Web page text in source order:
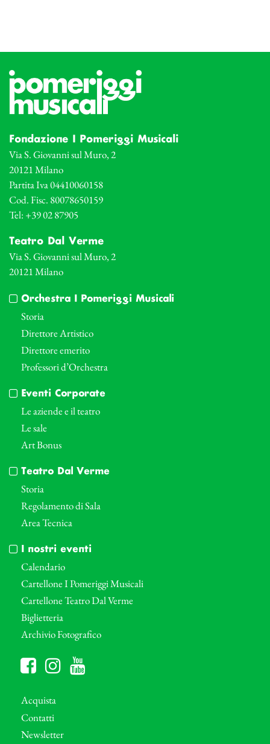
Fondazione I Pomeriggi Musicali
Via S. Giovanni sul Muro, 2
20121 Milano
Partita Iva 04410060158
Cod. Fisc. 80078650159
Tel: +39 02 87905
Teatro Dal Verme
Via S. Giovanni sul Muro, 2
20121 Milano
Orchestra I Pomeriggi Musicali
Storia
Direttore Artistico
Direttore emerito
Professori d’Orchestra
Eventi Corporate
Le aziende e il teatro
Le sale
Art Bonus
Teatro Dal Verme
Storia
Regolamento di Sala
Area Tecnica
I nostri eventi
Calendario
Cartellone I Pomeriggi Musicali
Cartellone Teatro Dal Verme
Biglietteria
Archivio Fotografico
Acquista
Contatti
Newsletter